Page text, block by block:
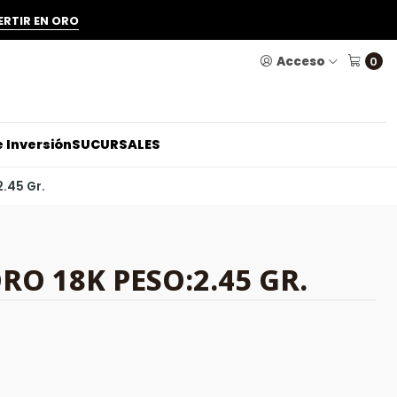
Acceso 0
InversiónSUCURSALES
EN ORO
Gr.
18K PESO:2.45 GR.